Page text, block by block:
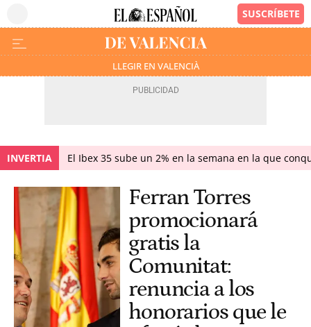
LLEGIR EN VALENCIÀ
INVERTIA El Ibex 35 sube un 2% en la semana en la que
Ferran Torres
promocionará
gratis la
Comunitat:
renuncia a los
honorarios que le